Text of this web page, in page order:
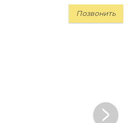
Позвонить